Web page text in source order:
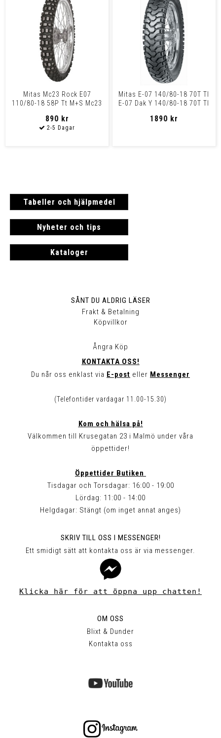
Mitas Mc23 Rock E07
110/80-18 58P Tt M+S Mc23
890 kr
Mitas E-07 140/80-18 70T Tl
E-07 Dak Y 140/80-18 70T Tl
1890 kr
Tabeller och hjälpmedel
Nyheter och tips
Kataloger
SÅNT DU ALDRIG LÄSER
Frakt & Betalning
Köpvillkor
Ångra Köp
KONTAKTA OSS!
Du når oss enklast via E-post eller Messenger
(Telefontider vardagar 11.00-15.30)
Kom och hälsa på!
Välkommen till Krusegatan 23 i Malmö under våra
öppettider!
Öppettider Butiken
Tisdagar och Torsdagar: 16:00 - 19:00
Lördag: 11:00 - 14:00
Helgdagar: Stängt (om inget annat anges)
SKRIV TILL OSS I MESSENGER!
Ett smidigt sätt att kontakta oss är via messenger.
Klicka här för att öppna upp chatten!
OM OSS
Blixt & Dunder
Kontakta oss